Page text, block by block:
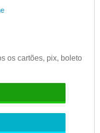
os cartões, pix, boleto